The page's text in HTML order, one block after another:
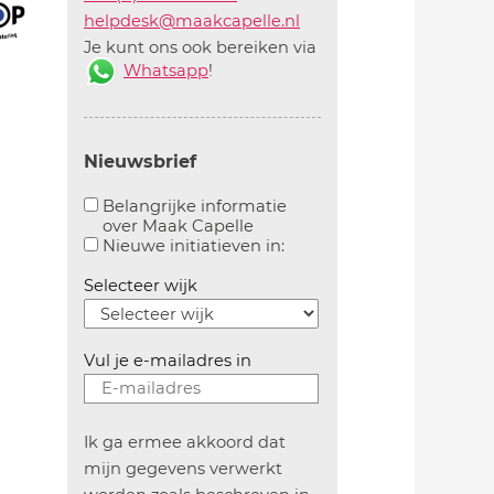
helpdesk@maakcapelle.nl
Je kunt ons ook bereiken via
Whatsapp!
Nieuwsbrief
Belangrijke informatie
over Maak Capelle
Aanvinken om belangrijke informatie over
Nieuwe initiatieven in:Aanvinken om
Selecteer wijk
Vul je e-mailadres in
Ik ga ermee akkoord dat
mijn gegevens verwerkt